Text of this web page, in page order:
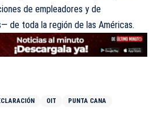
de empleadores y de
de toda la región de las Américas.
OIT
PUNTA CANA